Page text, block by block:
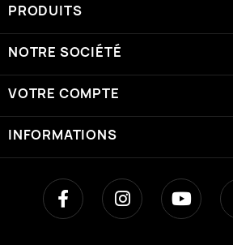
PRODUITS
NOTRE SOCIÉTÉ
VOTRE COMPTE
INFORMATIONS